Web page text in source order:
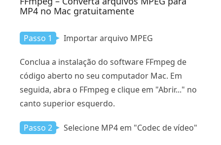
MP4 no Mac gratuitamente
Passo 1 Importar arquivo MPEG
Conclua a instalação do software FFmpeg de
código aberto no seu computador Mac. Em
seguida, abra o FFmpeg e clique em "Abrir..." no
canto superior esquerdo.
Passo 2 Selecione MP4 em "Codec de vídeo"